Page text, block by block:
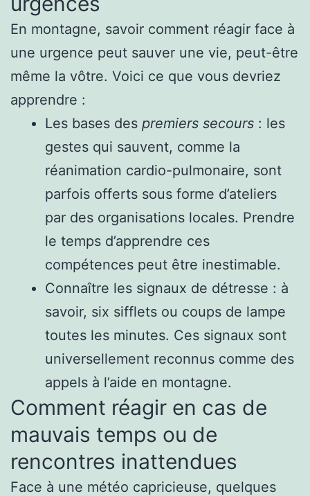
En montagne, savoir comment réagir face à
une urgence peut sauver une vie, peut-être
même la vôtre. Voici ce que vous devriez
apprendre :
Les bases des premiers secours : les
gestes qui sauvent, comme la
réanimation cardio-pulmonaire, sont
parfois offerts sous forme d’ateliers
par des organisations locales. Prendre
le temps d’apprendre ces
compétences peut être inestimable.
Connaître les signaux de détresse : à
savoir, six sifflets ou coups de lampe
toutes les minutes. Ces signaux sont
universellement reconnus comme des
appels à l’aide en montagne.
Comment réagir en cas de
mauvais temps ou de
rencontres inattendues
Face à une météo capricieuse, quelques